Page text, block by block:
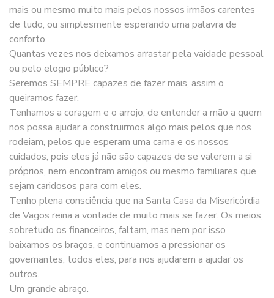
mais ou mesmo muito mais pelos nossos irmãos carentes
de tudo, ou simplesmente esperando uma palavra de
conforto.
Quantas vezes nos deixamos arrastar pela vaidade pessoal
ou pelo elogio público?
Seremos SEMPRE capazes de fazer mais, assim o
queiramos fazer.
Tenhamos a coragem e o arrojo, de entender a mão a quem
nos possa ajudar a construirmos algo mais pelos que nos
rodeiam, pelos que esperam uma cama e os nossos
cuidados, pois eles já não são capazes de se valerem a si
próprios, nem encontram amigos ou mesmo familiares que
sejam caridosos para com eles.
Tenho plena consciência que na Santa Casa da Misericórdia
de Vagos reina a vontade de muito mais se fazer. Os meios,
sobretudo os financeiros, faltam, mas nem por isso
baixamos os braços, e continuamos a pressionar os
governantes, todos eles, para nos ajudarem a ajudar os
outros.
Um grande abraço.